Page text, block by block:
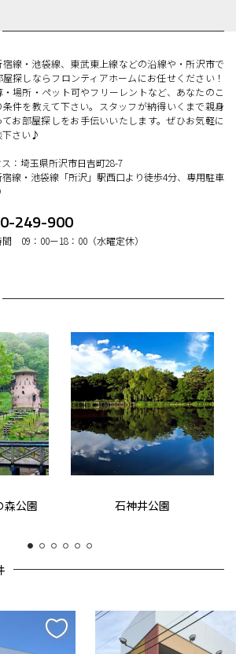
宿線・池袋線、東武東上線などの沿線や・所沢市で
屋探しならフロンティアホームにお任せください！
・場所・ペット可やフリーレントなど、あなたのこ
条件を教えて下さい。スタッフが納得いくまで親身
てお部屋探しをお手伝いいたします。ぜひお気軽に
下さい♪
：埼玉県所沢市日吉町28-7
線・池袋線「所沢」駅西口より徒歩4分、専用駐車
249-900
09：00ー18：00（水曜定休）
森公園 石神井公園
1 2 3 4 5 6